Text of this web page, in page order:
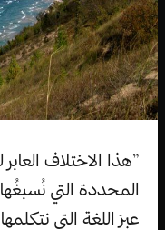
”هذا الاختلاف
المحددة التي
عبرَ اللغة التي